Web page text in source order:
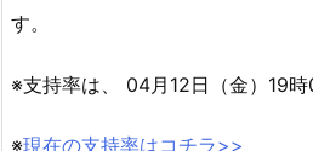
す。
※支持率は、 04月12日（金）19時
※現在の支持率はコチラ>>